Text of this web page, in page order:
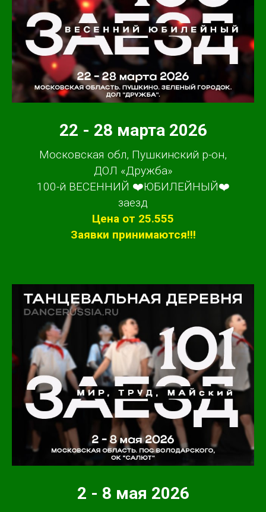
22 - 28 марта 2026
Московская обл, Пушкинский р-он,
ДОЛ «Дружба»
100-й ВЕСЕННИЙ ❤️ЮБИЛЕЙНЫЙ❤️
заезд
Цена от 25.555
Заявки принимаются!!!
2 - 8 мая 2026